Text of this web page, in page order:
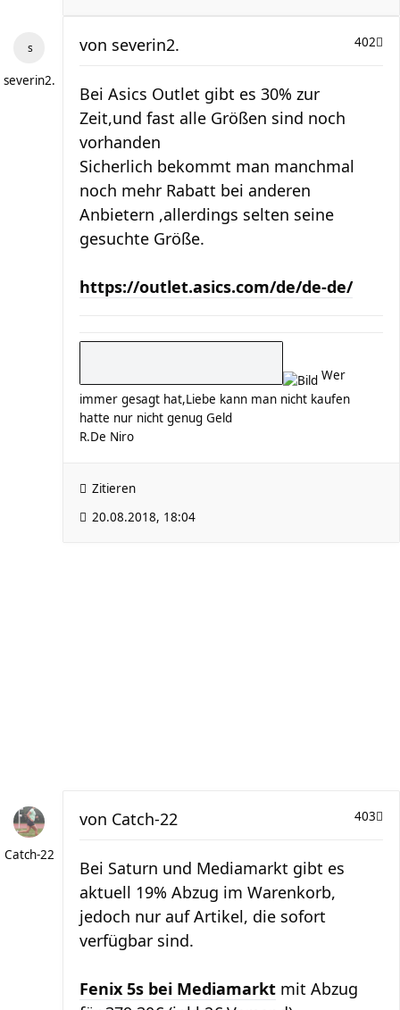
severin2.
402
von severin2.
Bei Asics Outlet gibt es 30% zur
Zeit,und fast alle Größen sind noch
vorhanden
Sicherlich bekommt man manchmal
noch mehr Rabatt bei anderen
Anbietern ,allerdings selten seine
gesuchte Größe.
https://outlet.asics.com/de/de-de/
Wer
immer gesagt hat,Liebe kann man nicht kaufen
hatte nur nicht genug Geld
R.De Niro
Zitieren
20.08.2018, 18:04
Catch-22
403
von Catch-22
Bei Saturn und Mediamarkt gibt es
aktuell 19% Abzug im Warenkorb,
jedoch nur auf Artikel, die sofort
verfügbar sind.
Fenix 5s bei Mediamarkt mit Abzug